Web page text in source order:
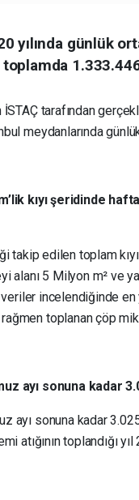
yılında günlük
İSTAÇ tarafından
meydanlarında
kıyı şeridinde
takip edilen toplam
alanı 5 Milyon m² ve
veriler incelendiğinde
toplanan çöp
ayı sonuna kadar
ayı sonuna kadar
atığının toplandığı